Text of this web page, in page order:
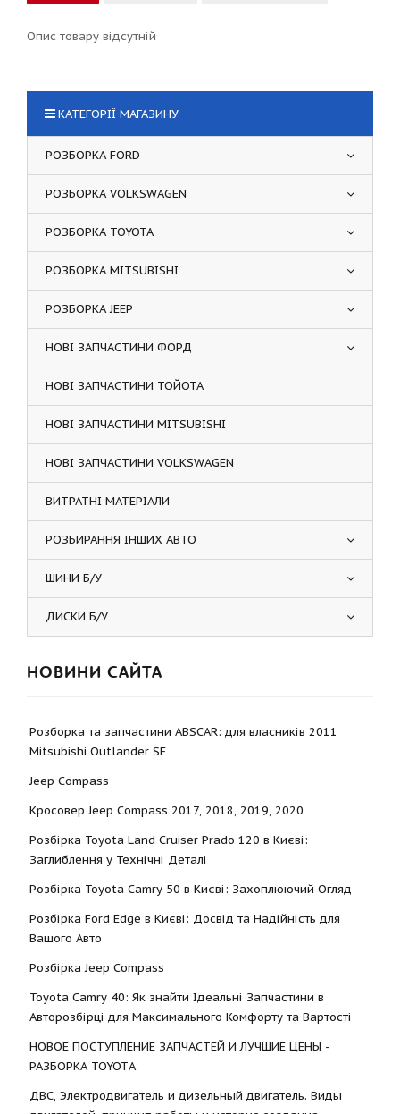
Опис товару відсутній
КАТЕГОРІЇ МАГАЗИНУ
РОЗБОРКА FORD
РОЗБОРКА VOLKSWAGEN
РОЗБОРКА TOYOTA
РОЗБОРКА MITSUBISHI
РОЗБОРКА JEEP
НОВІ ЗАПЧАСТИНИ ФОРД
НОВІ ЗАПЧАСТИНИ ТОЙОТА
НОВІ ЗАПЧАСТИНИ MITSUBISHI
НОВІ ЗАПЧАСТИНИ VOLKSWAGEN
ВИТРАТНІ МАТЕРІАЛИ
РОЗБИРАННЯ ІНШИХ АВТО
ШИНИ Б/У
ДИСКИ Б/У
НОВИНИ САЙТА
Розборка та запчастини ABSCAR: для власників 2011
Mitsubishi Outlander SE
Jeep Compass
Кросовер Jeep Compass 2017, 2018, 2019, 2020
Розбірка Toyota Land Cruiser Prado 120 в Києві:
Заглиблення у Технічні Деталі
Розбірка Toyota Camry 50 в Києві: Захоплюючий Огляд
Розбірка Ford Edge в Києві: Досвід та Надійність для
Вашого Авто
Розбірка Jeep Compass
Toyota Camry 40: Як знайти Ідеальні Запчастини в
Авторозбірці для Максимального Комфорту та Вартості
НОВОЕ ПОСТУПЛЕНИЕ ЗАПЧАСТЕЙ И ЛУЧШИЕ ЦЕНЫ -
РАЗБОРКА TOYOTА
ДВС, Электродвигатель и дизельный двигатель. Виды